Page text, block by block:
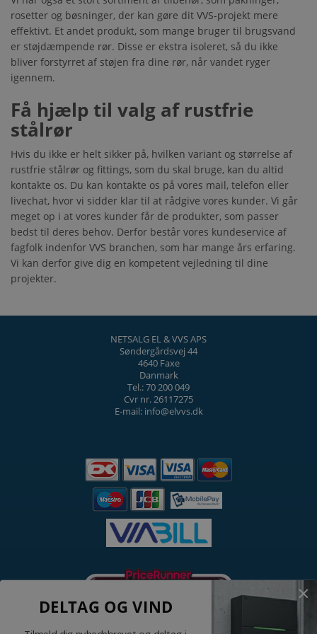
rosetter og bøsninger, der kan gøre dit VVS-projekt mere
effektivt. Et andet produkt, som mange bruger til brugsvand
er støjdæmpende rør. Disse er ekstra isoleret, så du ikke
bliver forstyrret af støjen fra dine rør, når vandet ryger
igennem.
Få hjælp til valg af rustfrie
stålrør
Hvis du ikke er helt sikker på, hvilken variant og størrelse af
rustfrie stålrør og fittings, som du skal bruge, kan du altid
kontakte os. Du kan kontakte os på vores mail, telefon eller
livechat, hvor vi sidder klar til at rådgive vores kunder. Vi går
meget op i at vores kunder får de produkter, som passer
bedst til deres behov. Derfor består vores kundeservice af
fagfolk indenfor VVS branchen, som har mange års erfaring.
Vi kan derfor give dig en kompetent vejledning til dine
projekter.
NETSALG EL & VVS APS
Søndergårdsvej 44
4640 Faxe
Danmark
Tel.: 70 200 049
Cvr nr. 26117275
E-mail: info@elvvs.dk
DELTAG OG VIND